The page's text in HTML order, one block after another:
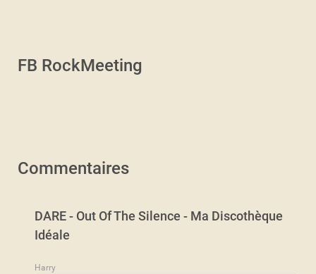
FB RockMeeting
Commentaires
DARE - Out Of The Silence - Ma Discothèque
Idéale
Harry